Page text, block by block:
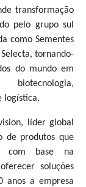
transformação
pelo grupo sul
como Sementes
tornando-
do mundo em
biotecnologia,
logística.
líder global
de produtos que
com base na
soluções
anos a empresa